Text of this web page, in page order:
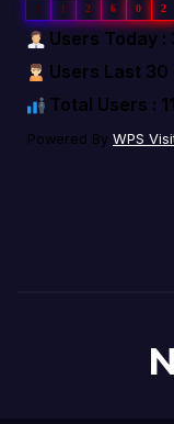
1 1 2 6 0 2
Users Today :
Users Last 30
Total Users :
Powered By WPS